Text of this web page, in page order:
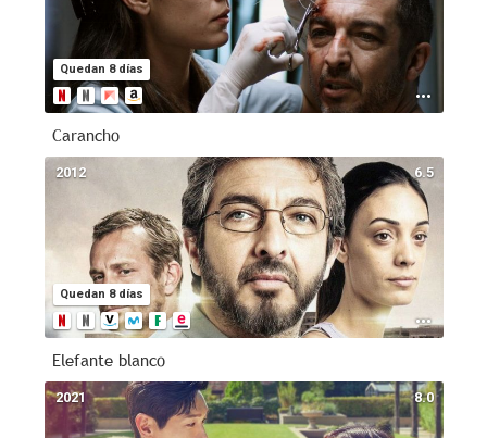
Quedan 8 días
Carancho
6.5
Quedan 8 días
2012
Elefante blanco
8.0
2021